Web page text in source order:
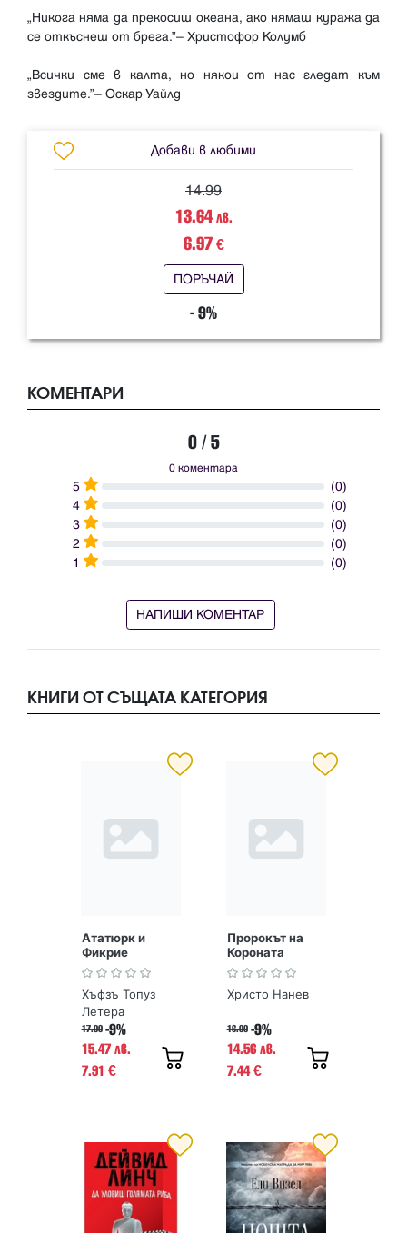
„Никога няма да прекосиш океана, ако нямаш куража да
се откъснеш от брега.”– Христофор Колумб
„Всички сме в калта, но някои от нас гледат към
Добави в любими
14.99
13.64лв.
6.97€
ПОРЪЧАЙ
- 9%
КОМЕНТАРИ
0 / 5
0 коментара
5
(0)
4
(0)
3
(0)
2
(0)
1
(0)
НАПИШИ КОМЕНТАР
КНИГИ ОТ СЪЩАТА КАТЕГОРИЯ
Ататюрк и
Фикрие
Хъфзъ Топуз
Летера
17.00 -9%
15.47 лв.
7.91 €
Пророкът на
Короната
Любомир
Лулчев. Книга 1
Христо Нанев
16.00 -9%
14.56 лв.
7.44€